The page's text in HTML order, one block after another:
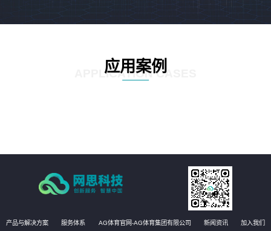
应用案例
APPLICATION CASES
产品与解决方案 服务体系 AG体育官网-AG体育集团有限公司 新闻资讯 加入我们